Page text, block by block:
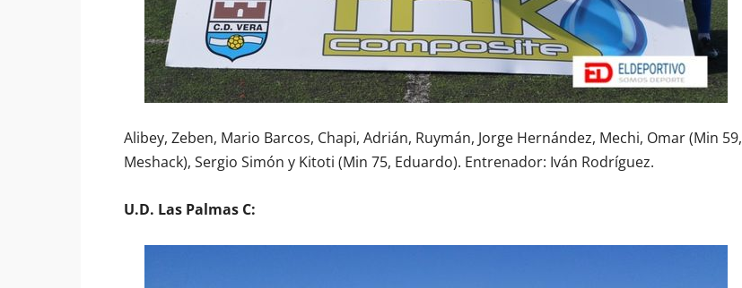
Alibey, Zeben, Mario Barcos, Chapi, Adrián, Ruymán, Jorge Hernández, Mechi, Omar (Min 59,
Meshack), Sergio Simón y Kitoti (Min 75, Eduardo). Entrenador: Iván Rodríguez.
U.D. Las Palmas C: